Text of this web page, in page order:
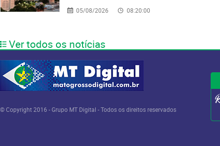
05/08/2026 08:20:00
Ver todos os notícias
© Copyright 2016 - Grupo MT Digital - Todos os direitos reservados